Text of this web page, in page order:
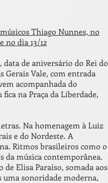
Thiago Nunnes, no
no dia 13/12
data de aniversário do Rei do
Vale, com entrada
acompanhada do
na Praça da Liberdade,
Na homenagem à Luiz
e do Nordeste. A
Ritmos brasileiros como o
da música contemporânea.
Elisa Paraíso, somada aos
uma sonoridade moderna,